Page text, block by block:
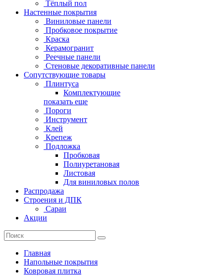
Тёплый пол
Настенные покрытия
Виниловые панели
Пробковое покрытие
Краска
Керамогранит
Реечные панели
Стеновые декоративные панели
Сопутствующие товары
Плинтуса
Комплектующие
показать еще
Пороги
Инструмент
Клей
Крепеж
Подложка
Пробковая
Полиуретановая
Листовая
Для виниловых полов
Распродажа
Строения и ДПК
Сараи
Акции
Главная
Напольные покрытия
Ковровая плитка